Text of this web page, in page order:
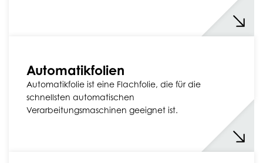
Automatikfolien
Automatikfolie ist eine Flachfolie, die für die
schnellsten automatischen
Verarbeitungsmaschinen geeignet ist.